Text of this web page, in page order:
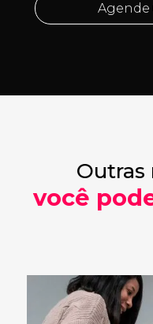
Agende
Outras
você